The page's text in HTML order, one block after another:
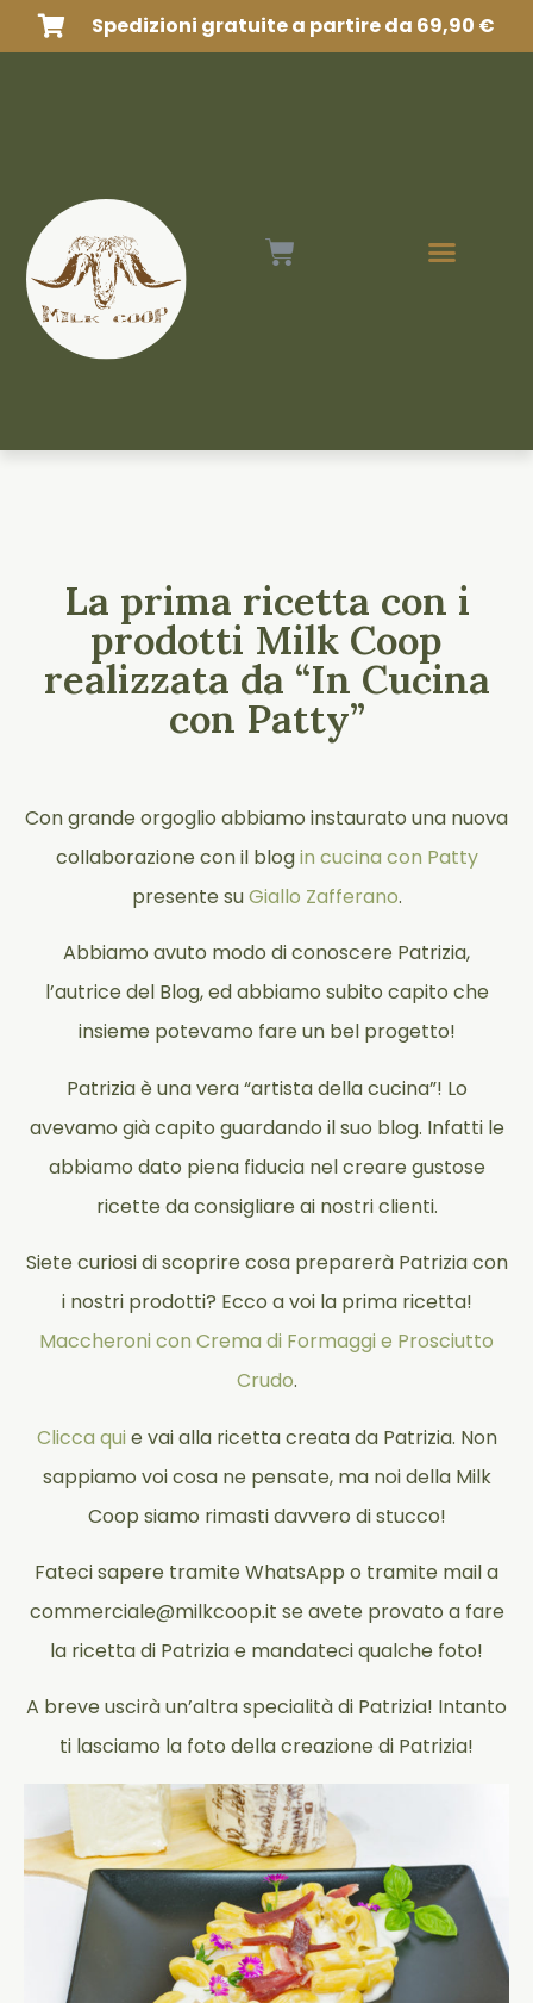
Spedizioni gratuite a partire da 69,90 €
La prima ricetta con i
prodotti Milk Coop
realizzata da “In Cucina
con Patty”
Con grande orgoglio abbiamo instaurato una nuova
collaborazione con il blogin cucina con Patty
presente suGiallo Zafferano.
Abbiamo avuto modo di conoscere Patrizia,
l’autrice del Blog, ed abbiamo subito capito che
insieme potevamo fare un bel progetto!
Patrizia è una vera “artista della cucina”! Lo
avevamo già capito guardando il suo blog. Infatti le
abbiamo dato piena fiducia nel creare gustose
ricette da consigliare ai nostri clienti.
Siete curiosi di scoprire cosa preparerà Patrizia con
i nostri prodotti? Ecco a voi la prima ricetta!
Maccheroni con Crema di Formaggi e Prosciutto
Crudo.
Clicca qui e vai alla ricetta creata da Patrizia. Non
sappiamo voi cosa ne pensate, ma noi della Milk
Coop siamo rimasti davvero di stucco!
Fateci sapere tramite WhatsApp o tramite mail a
commerciale@milkcoop.it se avete provato a fare
la ricetta di Patrizia e mandateci qualche foto!
A breve uscirà un’altra specialità di Patrizia! Intanto
ti lasciamo la foto della creazione di Patrizia!